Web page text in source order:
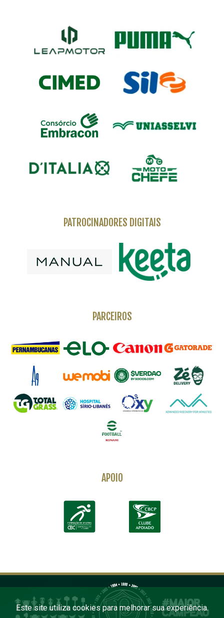
PATROCINADORES DIGITAIS
PARCEIROS
APOIO
Este site utiliza cookies para melhorar sua experiência.